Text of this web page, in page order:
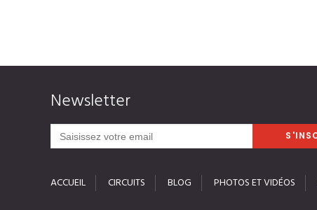
Newsletter
ACCUEIL CIRCUITS BLOG PHOTOS ET VIDÉOS